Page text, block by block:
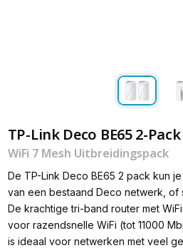
TP-Link Deco BE65 2-Pack
WiFi 7 Mesh Uitbreidingspack
De TP-Link Deco BE65 2 pack kun
van een bestaand Deco netwerk, of
De krachtige tri-band router met
voor razendsnelle WiFi (tot 11000
is ideaal voor netwerken met veel